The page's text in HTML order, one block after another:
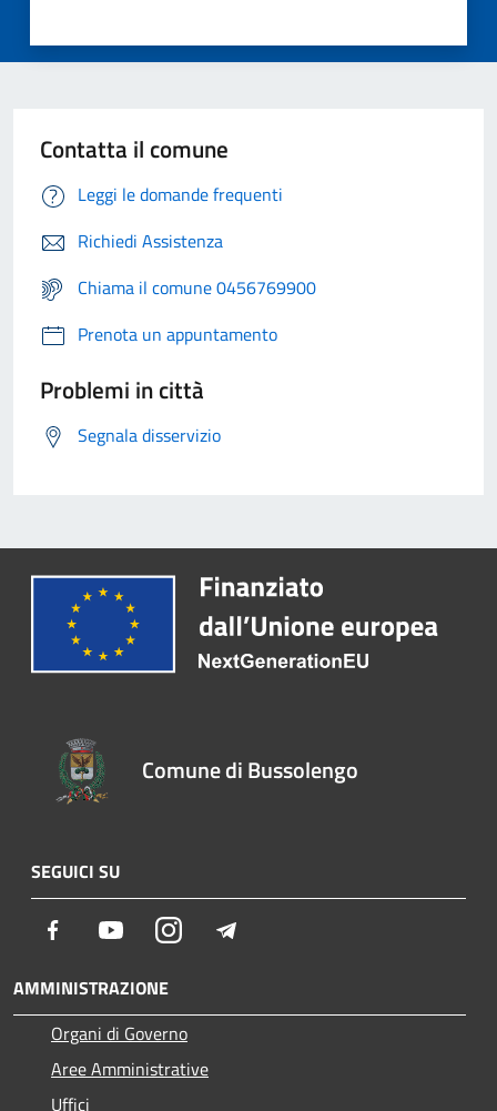
Contatta il comune
Leggi le domande frequenti
Richiedi Assistenza
Chiama il comune 0456769900
Prenota un appuntamento
Problemi in città
Segnala disservizio
Comune di Bussolengo
SEGUICI SU
Facebook YoutubeInstagram
AMMINISTRAZIONE
Organi di Governo
Aree Amministrative
Uffici